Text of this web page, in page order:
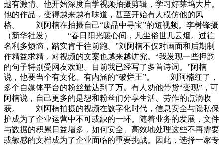
越有激情。他开始深度自学视频拍摄剪辑，学习好莱坞大片。
他的作品，变得越来越有味道，甚至开始有人模仿他的风
格。 刘阿楠在拍摄自己“废品中寻宝”的短视频。李树锋摄
（新华社发） “春日阳光暖心间，凡尘俗世几云烟。过往
名利多烦恼，踏实肯干往前跑。”刘阿楠不仅对画面和后期制
作精益求精，对视频的文案也越来越讲究。“我发现一些押韵
的句子特别受网友欢迎。目前我已经写了多首诗词。”阿楠
说，他要当个有文化、有内涵的“破烂王”。 刘阿楠红了，
多个自媒体平台的粉丝量达到了万。有人劝他带货“变现”，可
阿楠说，自己更多的是想和粉丝们分享生活、劳作的点滴收
获。 刘阿楠拍摄的视频在数字化时代，信息安全与隐私保
护成为了企业运营中不可或缺的一环。随着业务的发展，文件
与数据的积累日益增多，如何安全、高效地处理这些不再需要
或敏感的文档成为了企业面临的重要挑战。因此，选择一家专